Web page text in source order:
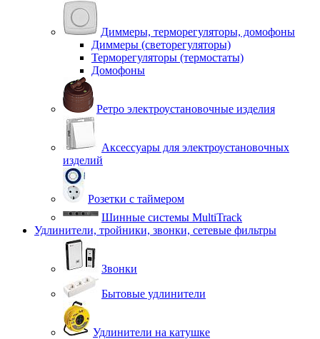
Диммеры, терморегуляторы, домофоны
Диммеры (светорегуляторы)
Терморегуляторы (термостаты)
Домофоны
Ретро электроустановочные изделия
Аксессуары для электроустановочных
изделий
Розетки с таймером
Шинные системы MultiTrack
Удлинители, тройники, звонки, сетевые фильтры
Звонки
Бытовые удлинители
Удлинители на катушке